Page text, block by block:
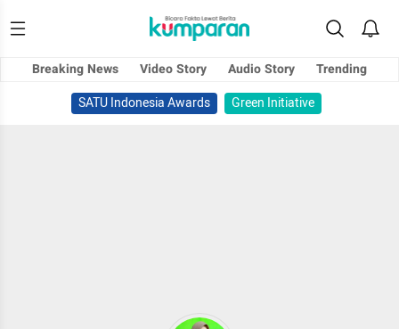
Breaking News Video Story Audio Story
Trending
SATU Indonesia Awards
Green Initiative